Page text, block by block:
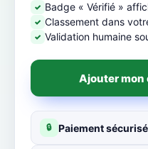
✓ Badge « Vérifié »
✓ Classement dans
✓ Validation humaine
Ajouter
🔒 Paiement